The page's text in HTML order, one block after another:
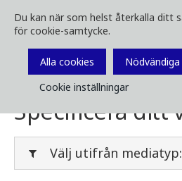
Du kan när som helst återkalla ditt
för cookie-samtycke.
Alla cookies
Cookie inställningar
Här kan du ladda ner
kundtidningar och annan
typ eller kategori i
Specificera ditt
Välj utifrån mediatyp: